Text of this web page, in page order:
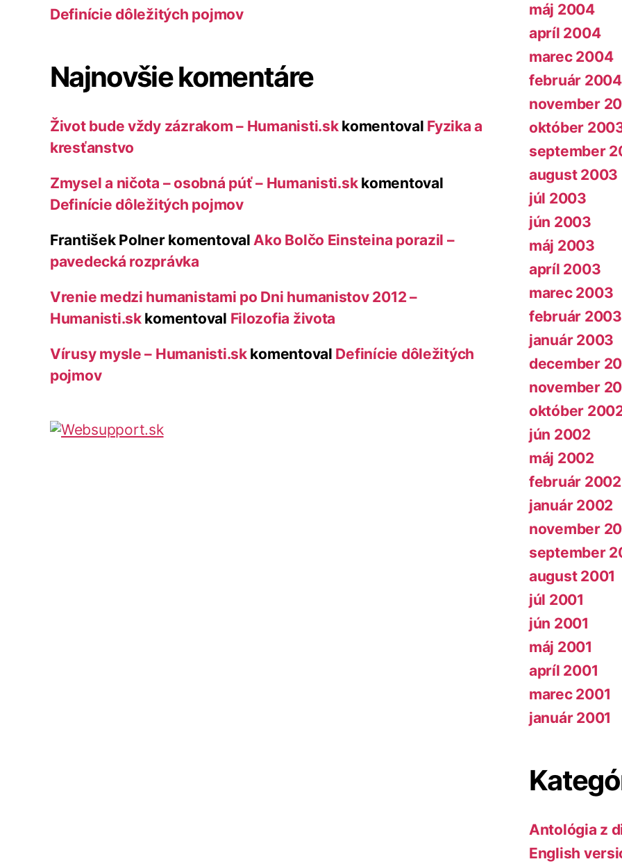
Definície dôležitých pojmov
Najnovšie komentáre
Život bude vždy zázrakom – Humanisti.skkomentoval Fyzika a
kresťanstvo
Zmysel a ničota – osobná púť – Humanisti.skkomentoval
Definície dôležitých pojmov
František Polnerkomentoval Ako Bolčo Einsteina porazil –
pavedecká rozprávka
Vrenie medzi humanistami po Dni humanistov 2012 –
Humanisti.skkomentoval Filozofia života
Vírusy mysle – Humanisti.skkomentoval Definície dôležitých
pojmov
máj 2004
apríl 2004
marec 2004
február 2004
november
október
september
august 2003
júl 2003
jún 2003
máj 2003
apríl 2003
marec 2003
február 2003
január 2003
december
november
október
jún 2002
máj 2002
február 2002
január 2002
november
september
august 2001
júl 2001
jún 2001
máj 2001
apríl 2001
marec 2001
január 2001
Antológia z
English